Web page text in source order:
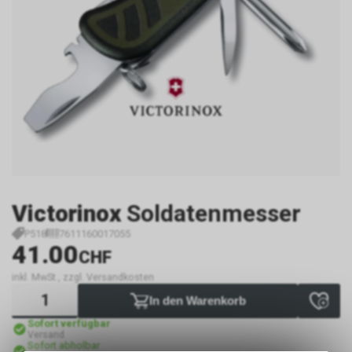
Victorinox Soldatenmesser
P518 7611160017055
41.00CHF
inkl. MwSt., zzgl. Versandkosten
In den Warenkorb
Sofort verfügbar
Versand
Sofort abholbar